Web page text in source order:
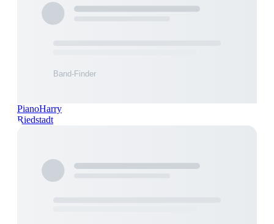
PianoHarry
Riedstadt